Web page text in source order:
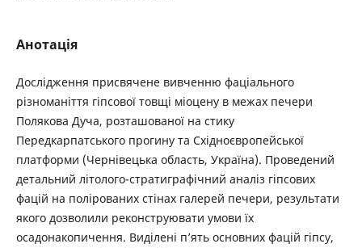
Анотація
Дослідження присвячене вивченню фаціального
різноманіття гіпсової товщі міоцену в межах печери
Полякова Дуча, розташованої на стику
Передкарпатського прогину та Східноєвропейської
платформи (Чернівецька область, Україна). Проведений
детальний літолого-стратиграфічний аналіз гіпсових
фацій на полірованих стінах галерей печери, результати
якого дозволили реконструювати умови їх
осадонакопичення. Виділені п’ять основних фацій гіпсу,